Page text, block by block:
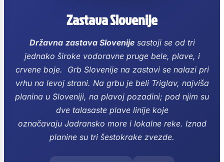
Zastava Slovenije
Državna zastava Slovenijesastoji se od tri
jednako široke vodoravne pruge bele, plave, i
crvene boje.
Grb Slovenije na zastavi se nalazi pri
vrhu na levoj strani. Na grbu je beli Triglav, najviša
planina u Sloveniji, na plavoj pozadini; pod njim su
dve talasaste plave linije koje
označavaju Jadransko more i lokalne reke. Iznad
planine su tri šestokrake zvezde.